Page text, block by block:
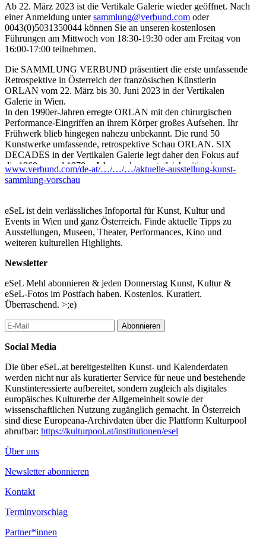
Ab 22. März 2023 ist die Vertikale Galerie wieder geöffnet. Nach
einer Anmeldung untersammlung@verbund.com oder
0043(0)5031350044 können Sie an unseren kostenlosen
Führungen am Mittwoch von 18:30-19:30 oder am Freitag von
16:00-17:00 teilnehmen.
Die SAMMLUNG VERBUND präsentiert die erste umfassende
Retrospektive in Österreich der französischen Künstlerin
ORLAN vom 22. März bis 30. Juni 2023 in der Vertikalen
Galerie in Wien.
In den 1990er-Jahren erregte ORLAN mit den chirurgischen
Performance-Eingriffen an ihrem Körper großes Aufsehen. Ihr
Frühwerk blieb hingegen nahezu unbekannt. Die rund 50
Kunstwerke umfassende, retrospektive Schau ORLAN. SIX
DECADES in der Vertikalen Galerie legt daher den Fokus auf
die 1960er- und 1970er-Jahre und spannt gleichzeitig einen
Bogen zu aktuellen Arbeiten.
renommierten französischen Künstlerin ORLAN in Österreich
und publiziert dazu die erste deutschsprachige Monografie zu
ihrem Werk.
...Mehr lesen
www.verbund.com/de-at/…/…/…/aktuelle-ausstellung-kunst-
sammlung-vorschau
eSeL ist dein verlässliches Infoportal für Kunst, Kultur und
Events in Wien und ganz Österreich. Finde aktuelle Tipps zu
Ausstellungen, Museen, Theater, Performances, Kino und
weiteren kulturellen Highlights.
Newsletter
eSeL Mehl abonnieren & jeden Donnerstag Kunst, Kultur &
eSeL-Fotos im Postfach haben. Kostenlos. Kuratiert.
Überraschend. >;e)
Abonnieren
Social Media
Die über eSeL.at bereitgestellten Kunst- und Kalenderdaten
werden nicht nur als kuratierter Service für neue und bestehende
Kunstinteressierte aufbereitet, sondern zugleich als digitales
europäisches Kulturerbe der Allgemeinheit sowie der
wissenschaftlichen Nutzung zugänglich gemacht. In Österreich
sind diese Europeana-Archivdaten über die Plattform Kulturpool
abrufbar: https://kulturpool.at/institutionen/esel
Über uns
Newsletter abonnieren
Kontakt
Terminvorschlag
Partner*innen